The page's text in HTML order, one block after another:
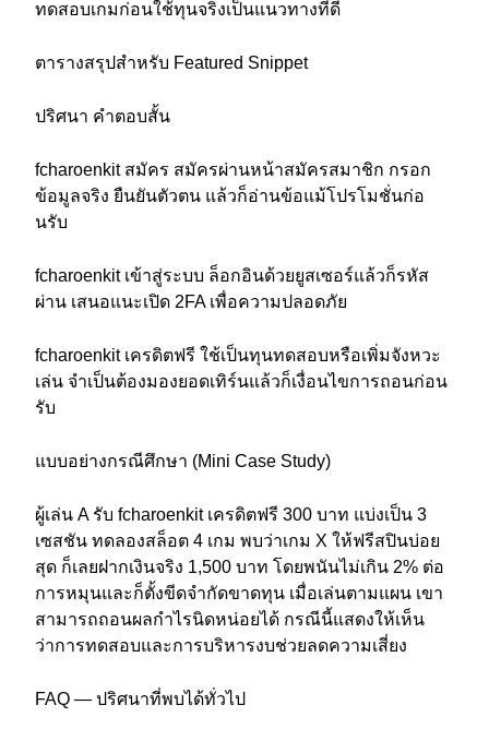
ทดสอบเกมก่อนใช้ทุนจริงเป็นแนวทางที่ดี
ตารางสรุปสำหรับ Featured Snippet
ปริศนา คำตอบสั้น
fcharoenkit สมัคร สมัครผ่านหน้าสมัครสมาชิก กรอก
ข้อมูลจริง ยืนยันตัวตน แล้วก็อ่านข้อแม้โปรโมชั่นก่อ
นรับ
fcharoenkit เข้าสู่ระบบ ล็อกอินด้วยยูสเซอร์แล้วก็รหัส
ผ่าน เสนอแนะเปิด 2FA เพื่อความปลอดภัย
fcharoenkit เครดิตฟรี ใช้เป็นทุนทดสอบหรือเพิ่มจังหวะ
เล่น จำเป็นต้องมองยอดเทิร์นแล้วก็เงื่อนไขการถอนก่อน
รับ
แบบอย่างกรณีศึกษา (Mini Case Study)
ผู้เล่น A รับ fcharoenkit เครดิตฟรี 300 บาท แบ่งเป็น 3
เซสชัน ทดลองสล็อต 4 เกม พบว่าเกม X ให้ฟรีสปินบ่อย
สุด ก็เลยฝากเงินจริง 1,500 บาท โดยพนันไม่เกิน 2% ต่อ
การหมุนและก็ตั้งขีดจำกัดขาดทุน เมื่อเล่นตามแผน เขา
สามารถถอนผลกำไรนิดหน่อยได้ กรณีนี้แสดงให้เห็น
ว่าการทดสอบและการบริหารงบช่วยลดความเสี่ยง
FAQ — ปริศนาที่พบได้ทั่วไป